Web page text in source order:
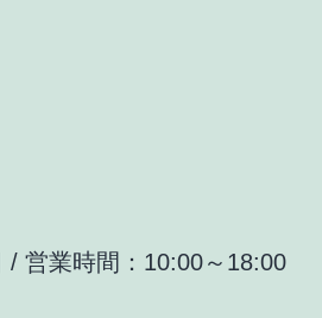
/ 営業時間：10:00～18:00